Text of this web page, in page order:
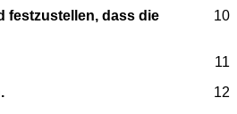
10
festzustellen, dass die
11
12